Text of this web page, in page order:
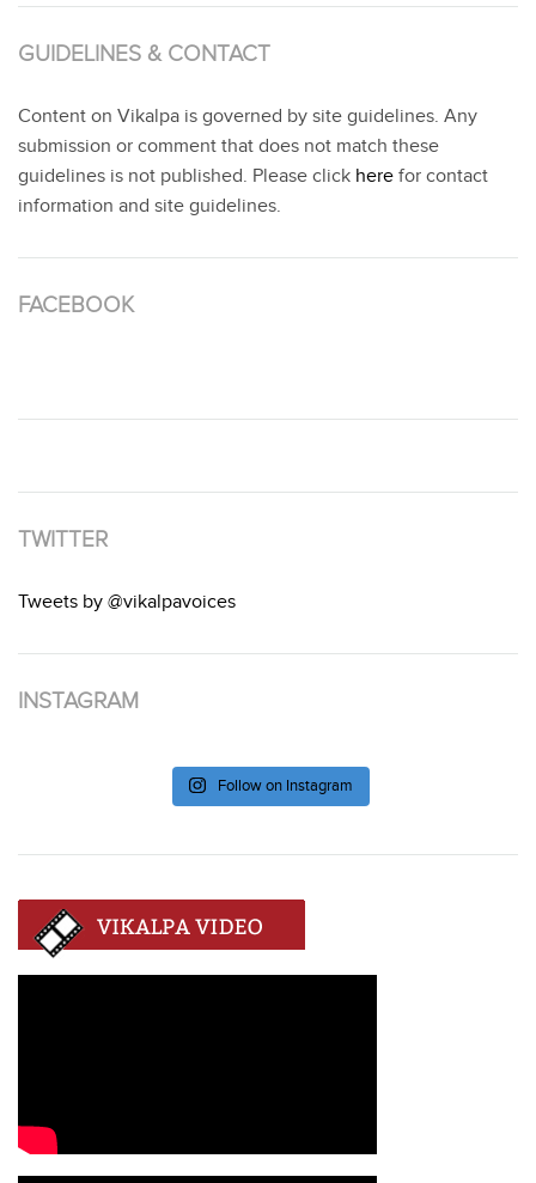
GUIDELINES & CONTACT
Content on Vikalpa is governed by site guidelines. Any
submission or comment that does not match these
guidelines is not published. Please click here for contact
information and site guidelines.
FACEBOOK
TWITTER
Tweets by @vikalpavoices
INSTAGRAM
Follow on Instagram